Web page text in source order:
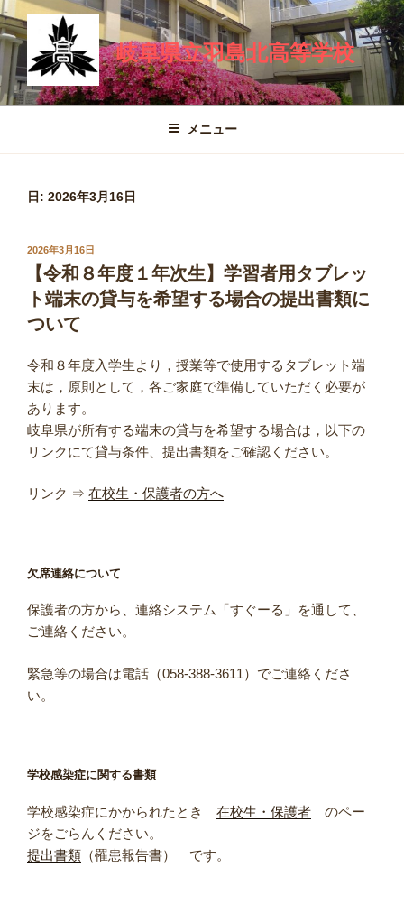
コ
ン
テ
ン
ツ
岐阜県立羽島北高等学校
メニュー
日: 2026年3月16日
投
日:
2026年3月16日
【令和８年度１年次生】学習者用タブレッ
ト端末の貸与を希望する場合の提出書類に
ついて
令和８年度入学生より，授業等で使用するタブレット端
末は，原則として，各ご家庭で準備していただく必要が
あります。
岐阜県が所有する端末の貸与を希望する場合は，以下の
リンクにて貸与条件、提出書類をご確認ください。
リンク ⇒ 在校生・保護者の方へ
欠席連絡について
保護者の方から、連絡システム「すぐーる」を通して、
ご連絡ください。
緊急等の場合は電話（058-388-3611）でご連絡くださ
い。
学校感染症に関する書類
学校感染症にかかられたとき 在校生・保護者 のペー
ジをごらんください。
提出書類 （罹患報告書） です。